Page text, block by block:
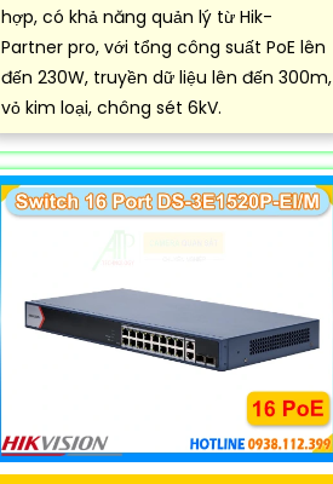
hợp, có khả năng quản lý từ Hik-
Partner pro, với tổng công suất PoE lên
đến 230W, truyền dữ liệu lên đến 300m,
vỏ kim loại, chông sét 6kV.